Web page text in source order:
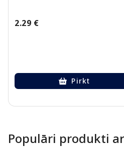
2.29 €
Pirkt
Populāri produkti